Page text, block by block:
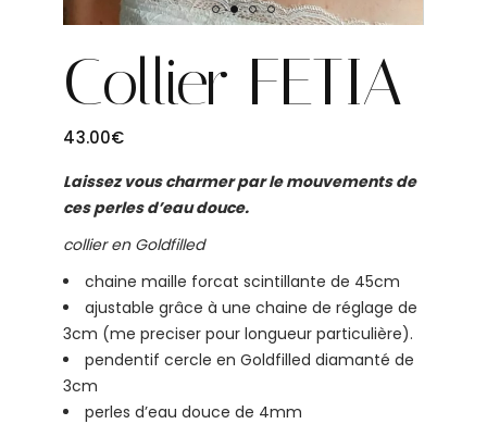
Collier FETIA
43.00€
Laissez vous charmer par le mouvements de
ces perles d’eau douce.
collier en Goldfilled
chaine maille forcat scintillante de 45cm
ajustable grâce à une chaine de réglage de
3cm (me preciser pour longueur particulière).
pendentif cercle en Goldfilled diamanté de
3cm
perles d’eau douce de 4mm